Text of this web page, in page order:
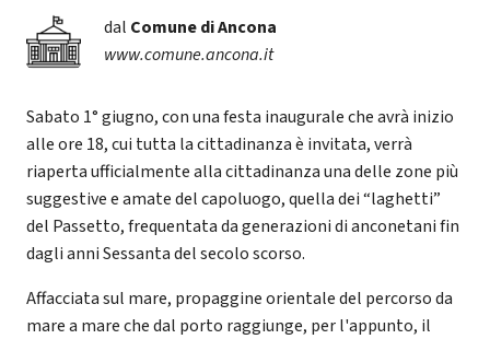
dal Comune di Ancona
www.comune.ancona.it
Sabato 1° giugno, con una festa inaugurale che avrà inizio
alle ore 18, cui tutta la cittadinanza è invitata, verrà
riaperta ufficialmente alla cittadinanza una delle zone più
suggestive e amate del capoluogo, quella dei “laghetti”
del Passetto, frequentata da generazioni di anconetani fin
dagli anni Sessanta del secolo scorso.
Affacciata sul mare, propaggine orientale del percorso da
mare a mare che dal porto raggiunge, per l'appunto, il